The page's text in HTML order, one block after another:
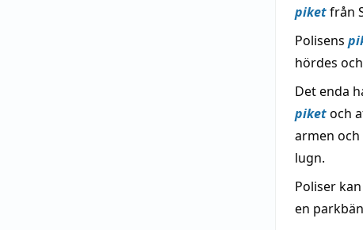
piketfrån
Polisens
hördes
Det enda
piketoch
armen
lugn.
Poliser
en